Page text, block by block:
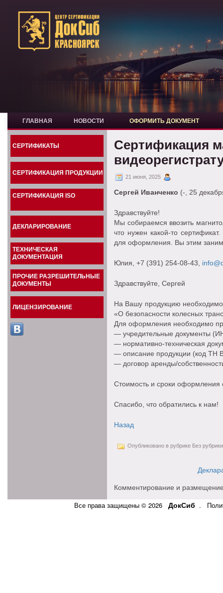
ГЛАВНАЯ НОВОСТИ ОФОРМИТЬ ДОКУМЕНТ
СЕРТИФИКАТЫ
СЕРТИФИКАЦИЯ ПРОДУКЦИИ
СЕРТИФИКАЦИЯ ISO
ДЕКЛАРИРОВАНИЕ
ТЕХНИЧЕСКАЯ
ДОКУМЕНТАЦИЯ
ПРОЧИЕ РАЗРЕШИТЕЛЬНЫЕ
ДОКУМЕНТЫ
ЛИЦЕНЗИРОВАНИЕ
Сертификация
21 июня, 2025
Сергей Иванченко (-, 25
Здравствуйте!
Мы собираемся ввозить
что нужен какой-то
для оформления. Вы этим
Юлия , +7 (391) 254-08-43,
Здравствуйте, Сергей
На Вашу продукцию
«О безопасности колесных
Для оформления необходимо
— учредительные документы
— нормативно-техническая
— описание продукции (код ТН
— договор аренды/
Стоимость и сроки оформления
Спасибо, что обратились к нам!
Назад
Опубликовано в рубрике Без рубрики
Комментирование и
Все права защищены © 2026 ДокСиб .